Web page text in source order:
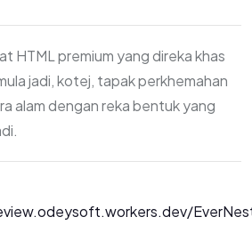
HTML premium yang direka khas
jadi, kotej, tapak perkhemahan
alam dengan reka bentuk yang